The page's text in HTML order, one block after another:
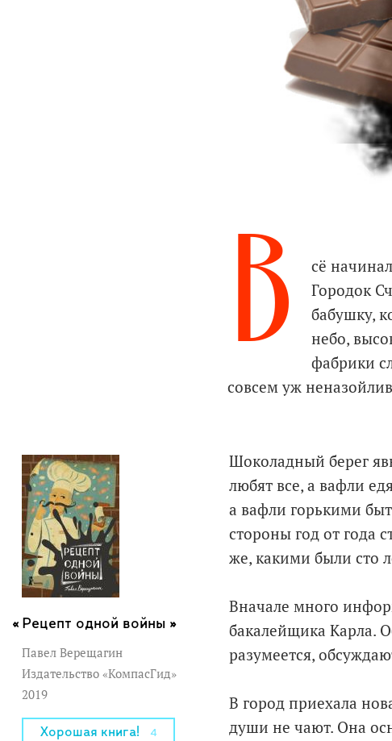
В
сё
Городок
бабушку,
небо,
фабрики
совсем уж
Рецепт одной войны »
Павел Верещагин
Издательство «КомпасГид»
2019
Хорошая книга! 4
Шоколадный берег
любят все, а вафли
а вафли горькими
стороны год от года
же, какими были сто
Вначале много
бакалейщика Карла.
разумеется,
В город приехала
души не чают. Она